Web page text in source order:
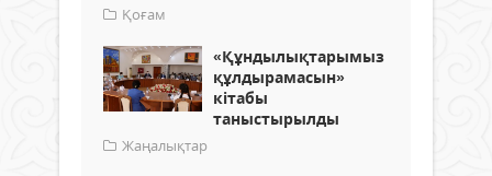
Қоғам
«Құндылықтарымыз
құлдырамасын»
кітабы
таныстырылды
Жаңалықтар